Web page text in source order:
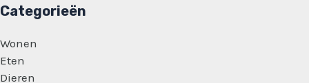
Categorieën
Wonen
Eten
Dieren